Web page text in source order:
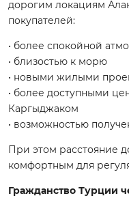
дорогим локациям
покупателей:
• более спокойной
• близостью к морю
• новыми жилыми
• более доступными
Каргыджаком
• возможностью
При этом расстояние
комфортным для
Гражданство Турции